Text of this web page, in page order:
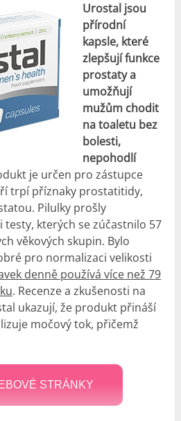
Urostal jsou
přírodní
kapsle, které
zlepšují funkce
prostaty a
umožňují
mužům chodit
na toaletu bez
bolesti,
nepohodlí
je určen pro zástupce
trpí příznaky prostatitidy,
Pilulky prošly
kterých se zúčastnilo 57
věkových skupin. Bylo
pro normalizaci velikosti
denně používá více než 79
. Recenze a zkušenosti na
ukazují, že produkt přináší
močový tok, přičemž
STRÁNKY